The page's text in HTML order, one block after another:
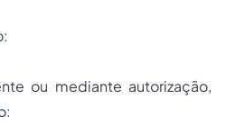
ou mediante autorização,